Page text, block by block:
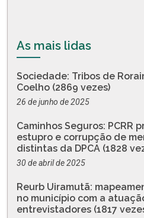
As mais lidas
Sociedade: Tribos de
Coelho (2869 vezes)
26 de junho de 2025
Caminhos Seguros: PCRR
estupro e corrupção de
distintas da DPCA (1828
30 de abril de 2025
Reurb Uiramutã:
no município com a
entrevistadores (1817